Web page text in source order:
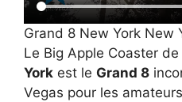
Grand 8 New York New
Le Big Apple Coaster de
York est le Grand 8
Vegas pour les